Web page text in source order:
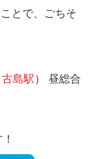
とで、ごちそ
古島駅 ） 昼総合